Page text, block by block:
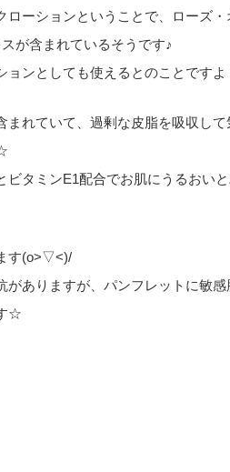
ーションということで、ローズ
が含まれているそうです♪
ンとしても使えるとのことですよ
れていて、過剰な皮脂を吸収し
タミンE1配合でお肌にうるおい
す(o>▽<)/
ありますが、パンフレットに敏
☆